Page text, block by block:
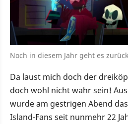
Noch in diesem Jahr geht es
Da laust mich doch der
doch wohl nicht wahr sein!
wurde am gestrigen Abend
Island-Fans seit nunmehr 22